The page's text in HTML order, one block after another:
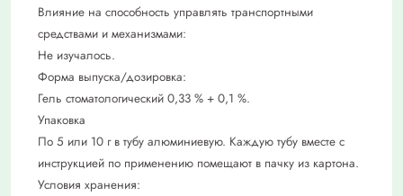
Влияние на способность управлять транспортными
средствами и механизмами:
Не изучалось.
Форма выпуска/дозировка:
Гель стоматологический 0,33 % + 0,1 %.
Упаковка
По 5 или 10 г в тубу алюминиевую. Каждую тубу вместе с
инструкцией по применению помещают в пачку из картона.
Условия хранения: